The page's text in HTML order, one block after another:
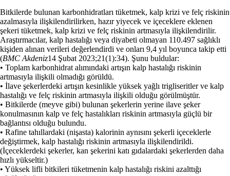
Bitkilerde bulunan karbonhidratları tüketmek, kalp krizi ve felç riskinin
azalmasıyla ilişkilendirilirken, hazır yiyecek ve içeceklere eklenen
şekeri tüketmek, kalp krizi ve felç riskinin artmasıyla ilişkilendirilir.
Araştırmacılar, kalp hastalığı veya diyabeti olmayan 110.497 sağlıklı
kişiden alınan verileri değerlendirdi ve onları 9,4 yıl boyunca takip etti
(BMC Akdeniz14 Şubat 2023;21(1):34). Şunu buldular:
• Toplam karbonhidrat alımındaki artışın kalp hastalığı riskinin
artmasıyla ilişkili olmadığı görüldü.
• İlave şekerlerdeki artışın kesinlikle yüksek yağlı trigliseritler ve kalp
hastalığı ve felç riskinin artmasıyla ilişkili olduğu görülmüştür.
• Bitkilerde (meyve gibi) bulunan şekerlerin yerine ilave şeker
konulmasının kalp ve felç hastalıkları riskinin artmasıyla güçlü bir
bağlantısı olduğu bulundu.
• Rafine tahıllardaki (nişasta) kalorinin aynısını şekerli içeceklerle
değiştirmek, kalp hastalığı riskinin artmasıyla ilişkilendirildi.
(İçeceklerdeki şekerler, kan şekerini katı gıdalardaki şekerlerden daha
hızlı yükseltir.)
• Yüksek lifli bitkileri tüketmenin kalp hastalığı riskini azalttığı